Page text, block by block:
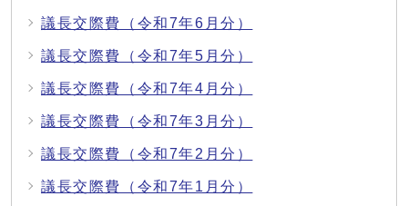
議長交際費（令和7年6月分）
議長交際費（令和7年5月分）
議長交際費（令和7年4月分）
議長交際費（令和7年3月分）
議長交際費（令和7年2月分）
議長交際費（令和7年1月分）